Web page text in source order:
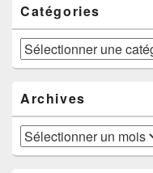
Catégories
Catégories
Archives
Archives